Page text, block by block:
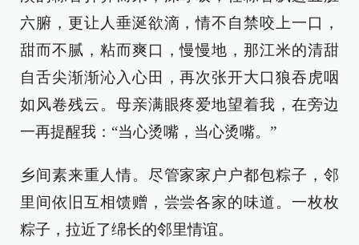
六腑，更让人垂涎欲滴，情不自禁咬上一口，
甜而不腻，粘而爽口，慢慢地，那江米的清甜
自舌尖渐渐沁入心田，再次张开大口狼吞虎咽
如风卷残云。母亲满眼疼爱地望着我，在旁边
一再提醒我：“当心烫嘴，当心烫嘴。”
乡间素来重人情。尽管家家户户都包粽子，邻
里间依旧互相馈赠，尝尝各家的味道。一枚枚
粽子，拉近了绵长的邻里情谊。